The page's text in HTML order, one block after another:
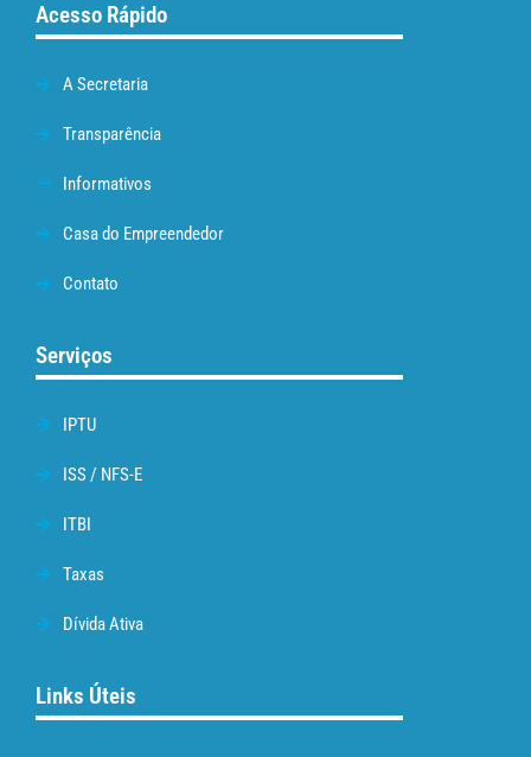
Acesso Rápido
A Secretaria
Transparência
Informativos
Casa do Empreendedor
Contato
Serviços
IPTU
ISS / NFS-E
ITBI
Taxas
Dívida Ativa
Links Úteis